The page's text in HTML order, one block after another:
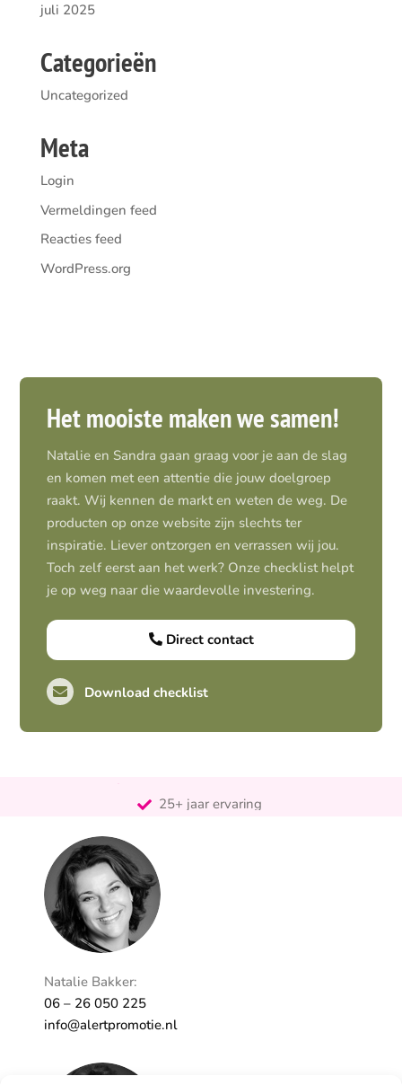
juli 2025
Categorieën
Uncategorized
Meta
Login
Vermeldingen feed
Reacties feed
WordPress.org
Het mooiste maken we samen!
Natalie en Sandra gaan graag voor je aan de slag
en komen met een attentie die jouw doelgroep
raakt. Wij kennen de markt en weten de weg. De
producten op onze website zijn slechts ter
inspiratie. Liever ontzorgen en verrassen wij jou.
Toch zelf eerst aan het werk? Onze checklist helpt
je op weg naar die waardevolle investering.
Direct contact
Download checklist
25+ jaar ervaring
Natalie Bakker:
06 – 26 050 225
info@alertpromotie.nl